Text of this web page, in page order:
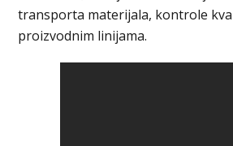
transporta materijala, kontrole
proizvodnim linijama.